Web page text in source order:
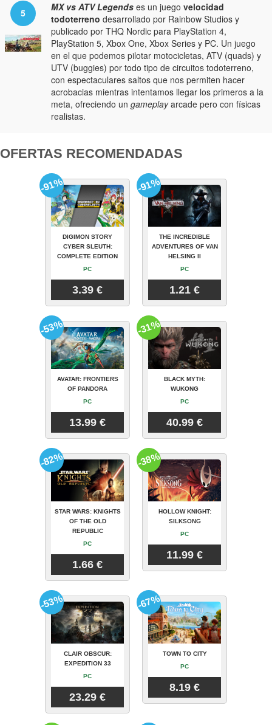
5 MX vs ATV Legends es un juego velocidad
todoterreno desarrollado por Rainbow Studios y
publicado por THQ Nordic para PlayStation 4,
PlayStation 5, Xbox One, Xbox Series y PC. Un juego
en el que podemos pilotar motocicletas, ATV (quads) y
UTV (buggies) por todo tipo de circuitos todoterreno,
con espectaculares saltos que nos permiten hacer
acrobacias mientras intentamos llegar los primeros a la
meta, ofreciendo un gameplayarcade pero con físicas
realistas.
OFERTAS RECOMENDADAS
DIGIMON STORY
CYBER SLEUTH:
COMPLETE EDITION
PC
3.39 €
-91%
THE INCREDIBLE
ADVENTURES OF VAN
HELSING II
PC
1.21 €
-91%
AVATAR: FRONTIERS
OF PANDORA
PC
13.99 €
-53%
BLACK MYTH:
WUKONG
PC
40.99 €
-31%
STAR WARS: KNIGHTS
OF THE OLD
REPUBLIC
PC
1.66 €
-82%
HOLLOW KNIGHT:
SILKSONG
PC
11.99 €
-38%
CLAIR OBSCUR:
EXPEDITION 33
PC
23.29 €
-53%
TOWN TO CITY
PC
8.19 €
-67%